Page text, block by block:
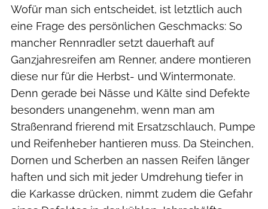
Wofür man sich entscheidet, ist letztlich auch
eine Frage des persönlichen Geschmacks: So
mancher Rennradler setzt dauerhaft auf
Ganzjahresreifen am Renner, andere montieren
diese nur für die Herbst- und Wintermonate.
Denn gerade bei Nässe und Kälte sind Defekte
besonders unangenehm, wenn man am
Straßenrand frierend mit Ersatzschlauch, Pumpe
und Reifenheber hantieren muss. Da Steinchen,
Dornen und Scherben an nassen Reifen länger
haften und sich mit jeder Umdrehung tiefer in
die Karkasse drücken, nimmt zudem die Gefahr